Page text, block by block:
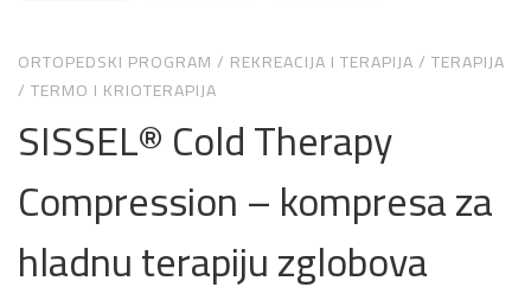
ORTOPEDSKI PROGRAM / REKREACIJA I TERAPIJA/ TERAPIJA
/ TERMO I KRIOTERAPIJA
SISSEL® Cold Therapy
Compression – kompresa za
hladnu terapiju zglobova